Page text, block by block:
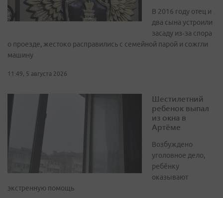
В 2016 году отец и
два сына устроили
засаду из‑за спора
о проезде, жестоко расправились с семейной парой и сожгли
машину
11:49, 5 августа 2026
Шестилетний
ребенок выпал
из окна в
Артёме
Возбуждено
уголовное дело,
ребёнку
оказывают
экстренную помощь